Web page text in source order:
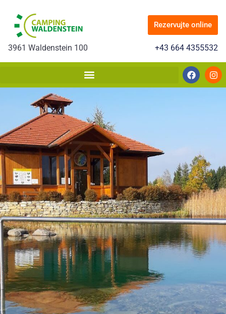
3961 Waldenstein 100 +43 664 4355532
Rezervujte online